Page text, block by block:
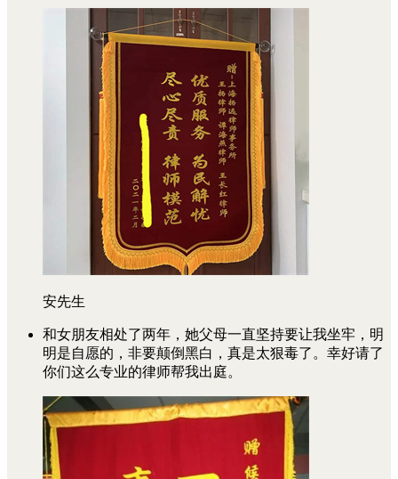
安先生
和女朋友相处了两年，她父母一直坚持要让我坐牢，明
明是自愿的，非要颠倒黑白，真是太狠毒了。幸好请了
你们这么专业的律师帮我出庭。